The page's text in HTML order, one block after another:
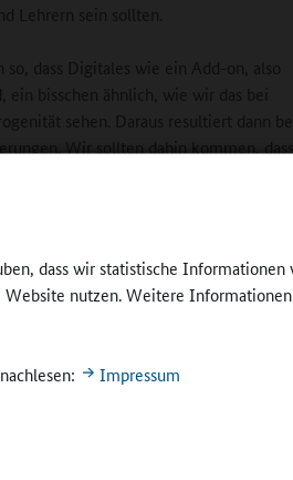
dass wir statistische Informationen
nutzen. Weitere
Impressum
Lehrern sein sollten.
dass Digitales wie ein Add-on, also
bisschen ähnlich, wie wir das bei
sehen. Daraus resultiert dann bei
Wir sollten dahin kommen, dass
individualisiert, begleitet
Stichworte zu nennen. Das kann man
Sonderstatus.